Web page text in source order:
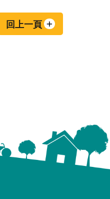
回上一頁